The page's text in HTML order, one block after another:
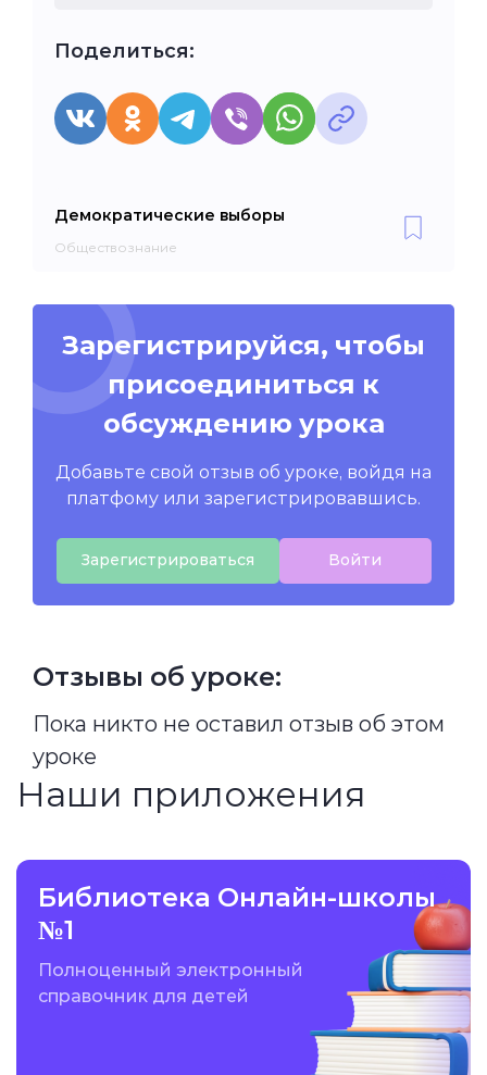
Поделиться:
Демократические выборы
Обществознание
Зарегистрируйся, чтобы
присоединиться к
обсуждению урока
Добавьте свой отзыв об уроке, войдя на
платфому или зарегистрировавшись.
Зарегистрироваться Войти
Отзывы об уроке:
Пока никто не оставил отзыв об этом
уроке
Наши приложения
Библиотека Онлайн-школы
№1
Полноценный электронный
справочник для детей